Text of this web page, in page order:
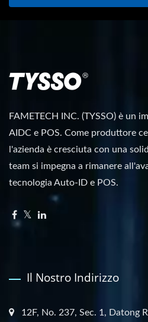
FAMETECH INC. (TYSSO) è un
AIDC e POS. Come produttore
l'azienda è cresciuta con una
team si impegna a rimanere
tecnologia Auto-ID e POS.
Il Nostro Indirizzo
12F, No. 237, Sec. 1, Datong